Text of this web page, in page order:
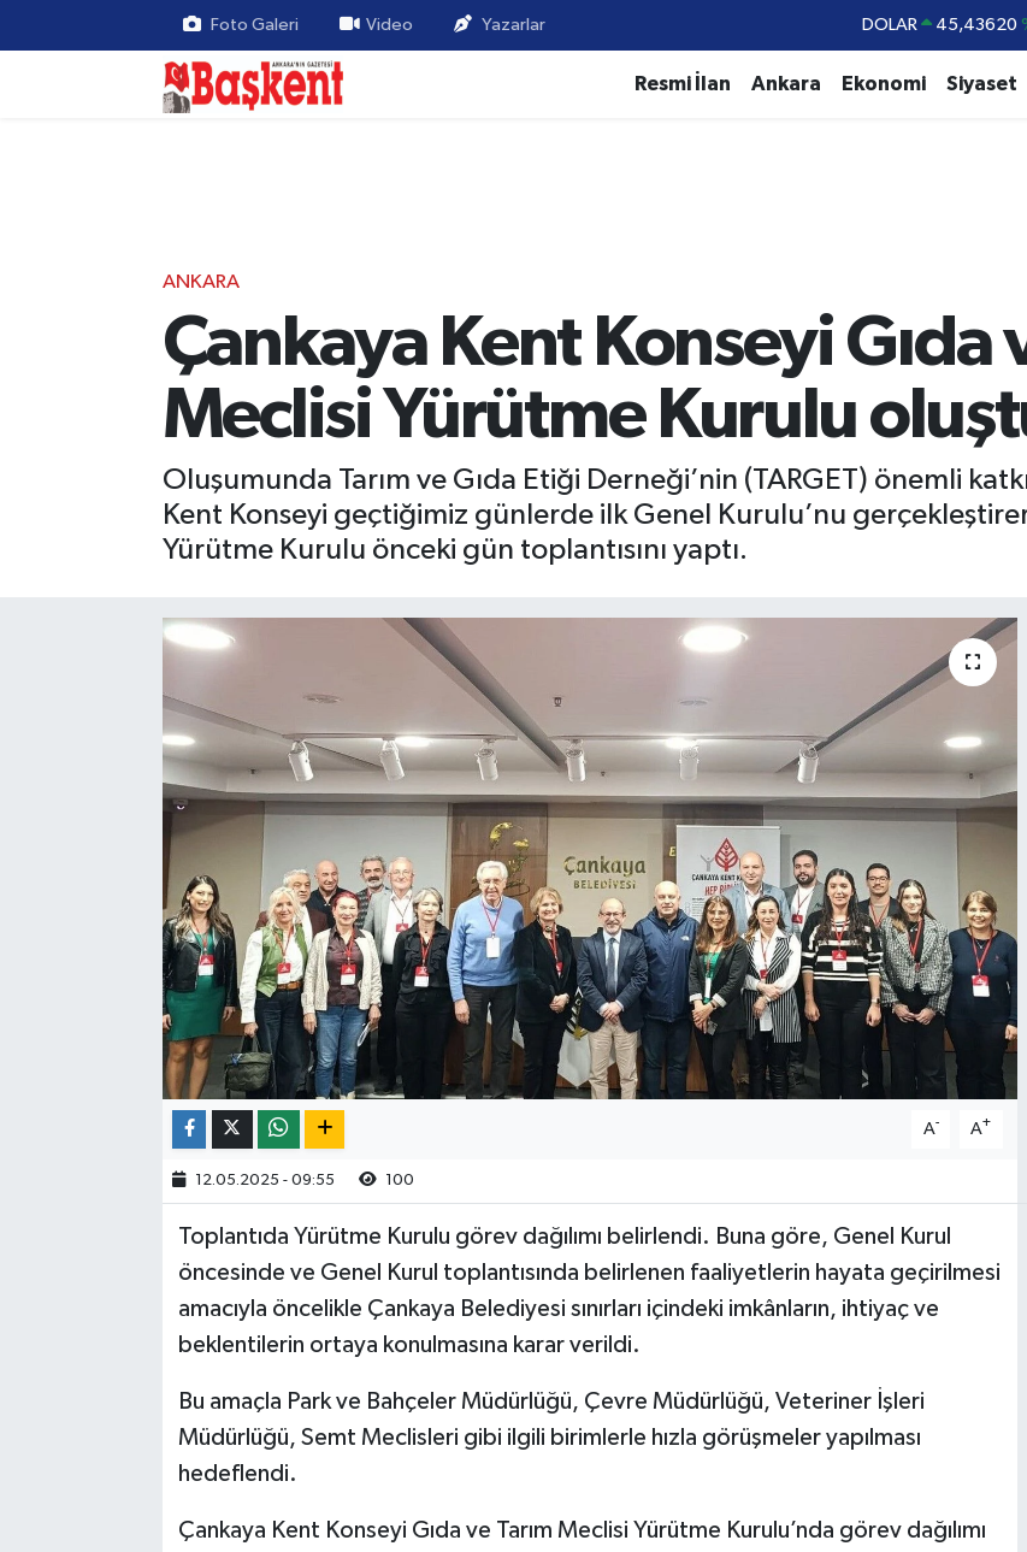
Foto Galeri Video Yazarlar DOLAR 45,43620
Resmi İlan Ankara Ekonomi Siyaset
ANKARA
Çankaya Kent Konseyi Gıda
Meclisi Yürütme Kurulu
Oluşumunda Tarım ve Gıda Etiği Derneği’nin (TARGET) önemli
Kent Konseyi geçtiğimiz günlerde ilk Genel Kurulu’nu
Yürütme Kurulu önceki gün toplantısını yaptı.
A- A+
12.05.2025 - 09:55 100
Toplantıda Yürütme Kurulu görev dağılımı belirlendi. Buna göre, Genel Kurul
öncesinde ve Genel Kurul toplantısında belirlenen faaliyetlerin hayata geçirilmesi
amacıyla öncelikle Çankaya Belediyesi sınırları içindeki imkânların, ihtiyaç ve
beklentilerin ortaya konulmasına karar verildi.
Bu amaçla Park ve Bahçeler Müdürlüğü, Çevre Müdürlüğü, Veteriner İşleri
Müdürlüğü, Semt Meclisleri gibi ilgili birimlerle hızla görüşmeler yapılması
hedeflendi.
Çankaya Kent Konseyi Gıda ve Tarım Meclisi Yürütme Kurulu’nda görev dağılımı